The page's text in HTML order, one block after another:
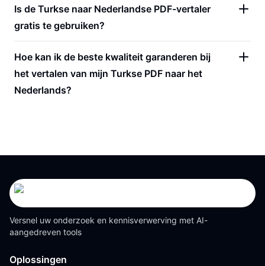
Is de Turkse naar Nederlandse PDF-vertaler
gratis te gebruiken?
Hoe kan ik de beste kwaliteit garanderen bij
het vertalen van mijn Turkse PDF naar het
Nederlands?
Versnel uw onderzoek en kennisverwerving met AI-
aangedreven tools
Oplossingen